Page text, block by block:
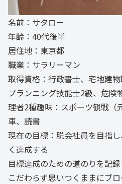
名前：サタロー
年齢：40代後半
居住地：東京都
職業：サラリーマン
取得資格：行政書士、宅地建
プランニング技能士2級、危険
理者2種趣味：スポーツ観戦（
車、読書
現在の目標：脱会社員を目指
く達成する
目標達成のための道のりを記
こだわらず思いつくままにブロ